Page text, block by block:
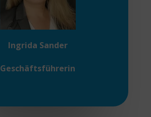
Ingrida Sander
Geschäftsführerin